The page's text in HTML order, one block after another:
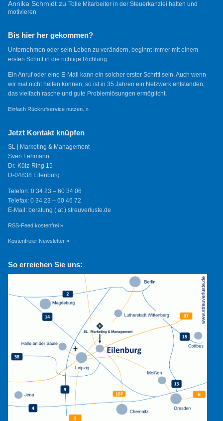
Annika Schmidtzu Tolle Mitarbeiter in der Steuerkanzlei halten und
motivieren
Bis hier her gekommen?
Unternehmen oder sein Leben zu verändern, beginnt immer mit einem
ersten Schritt in die richtige Richtung.
Ein Anruf oder eine E-Mail kann ein solcher erster Schritt sein. Auch wenn
wir mal nicht helfen können, so ist in 35 Jahren ein Netzwerk entstanden,
das vielfach rasche und gute Problemlösungen ermöglicht.
Einfach Rückrufservice nutzen. »
Jetzt Kontakt knüpfen
SL | Marketing & Management
Sven Lehmann
Dr.-Külz-Ring 15
D-04838 Eilenburg
Telefon: 0 34 23 – 60 34 06
Telefax: 0 34 23 – 60 46 72
E-Mail: beratung ( at ) streuverluste.de
RSS-Feed kostenfrei »
Kostenfreier Newsletter »
So erreichen Sie uns: